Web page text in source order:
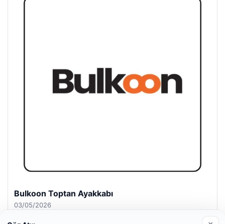
Bulkoon Toptan Ayakkabı
03/05/2026